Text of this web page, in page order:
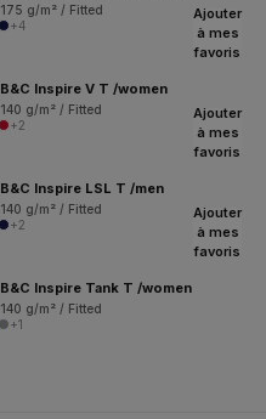
175 g/m² / Fitted
+4
Ajouter
à mes
favoris
B&C Inspire V T /women
140 g/m² / Fitted
+2
Ajouter
à mes
favoris
B&C Inspire LSL T /men
140 g/m² / Fitted
+2
Ajouter
à mes
favoris
B&C Inspire Tank T /women
140 g/m² / Fitted
+1